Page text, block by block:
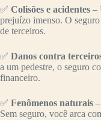
✅ Colisões e acidentes –
prejuízo imenso. O
de terceiros.
✅ Danos contra
a um pedestre, o seguro
financeiro.
✅ Fenômenos naturais
Sem seguro, você arca